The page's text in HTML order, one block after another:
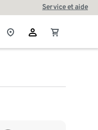
Service et aide